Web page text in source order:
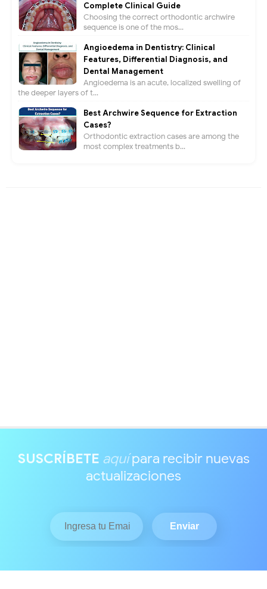
Complete Clinical Guide
Choosing the correct orthodontic archwire
sequence is one of the mos...
Angioedema in Dentistry: Clinical
Features, Differential Diagnosis, and
Dental Management
Angioedema is an acute, localized swelling of
the deeper layers of t...
Best Archwire Sequence for Extraction
Cases?
Orthodontic extraction cases are among the
most complex treatments b...
SUSCRÍBETE aquípara recibir nuevas
actualizaciones